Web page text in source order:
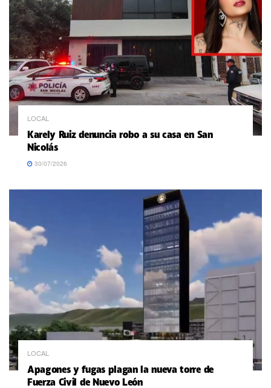
LOCAL
Karely Ruiz denuncia robo a su casa en San
Nicolás
30/07/2026
LOCAL
Apagones y fugas plagan la nueva torre de
Fuerza Civil de Nuevo León